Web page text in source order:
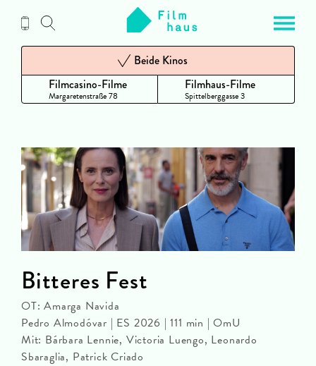
Inhalt
Filmcasino-Filme
Margaretenstraße 78
Beide Kinos
Filmhaus-Filme
Spittelberggasse 3
Bitteres Fest
OT: Amarga Navida
Pedro Almodóvar | ES 2026 | 111 min | OmU
Mit: Bárbara Lennie, Victoria Luengo, Leonardo
Sbaraglia, Patrick Criado